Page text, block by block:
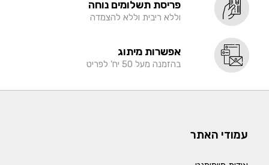
פריסת תשלומים נוחה
וללא ריבית וללא להצמדה
אפשרות מיתוג
בהזמנה מעל 50 יח' לפריט
עמודי האתר